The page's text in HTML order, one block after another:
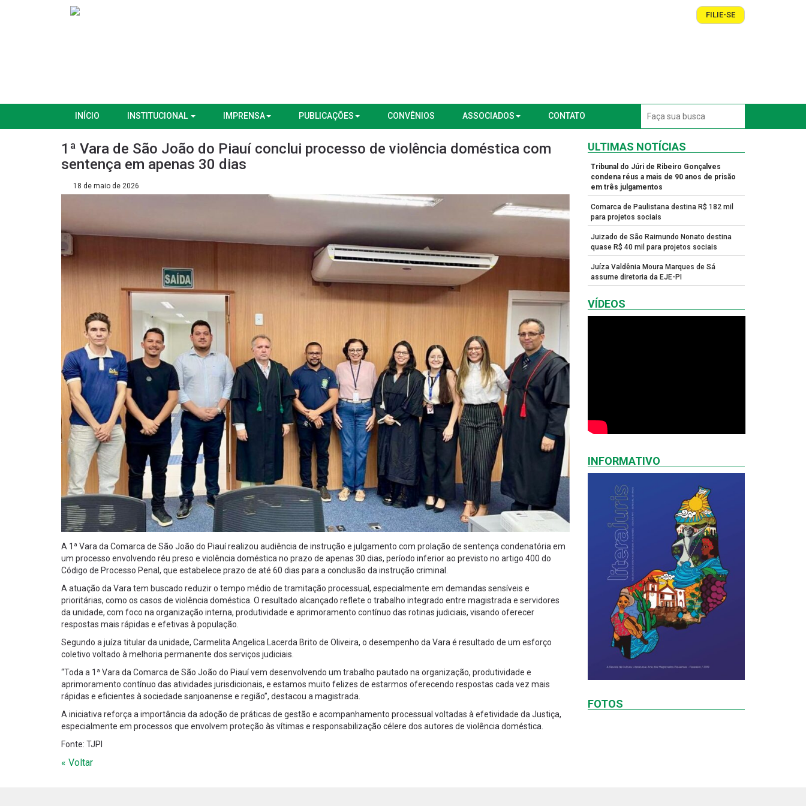
FILIE-SE
INÍCIO INSTITUCIONAL IMPRENSA PUBLICAÇÕES CONVÊNIOS ASSOCIADOS CONTATO
1ª Vara de São João do Piauí conclui processo de violência doméstica com
sentença em apenas 30 dias
18 de maio de 2026
A 1ª Vara da Comarca de São João do Piauí realizou audiência de instrução e julgamento com prolação de sentença condenatória em
um processo envolvendo réu preso e violência doméstica no prazo de apenas 30 dias, período inferior ao previsto no artigo 400 do
Código de Processo Penal, que estabelece prazo de até 60 dias para a conclusão da instrução criminal.
A atuação da Vara tem buscado reduzir o tempo médio de tramitação processual, especialmente em demandas sensíveis e
prioritárias, como os casos de violência doméstica. O resultado alcançado reflete o trabalho integrado entre magistrada e servidores
da unidade, com foco na organização interna, produtividade e aprimoramento contínuo das rotinas judiciais, visando oferecer
respostas mais rápidas e efetivas à população.
Segundo a juíza titular da unidade, Carmelita Angelica Lacerda Brito de Oliveira, o desempenho da Vara é resultado de um esforço
coletivo voltado à melhoria permanente dos serviços judiciais.
“Toda a 1ª Vara da Comarca de São João do Piauí vem desenvolvendo um trabalho pautado na organização, produtividade e
aprimoramento contínuo das atividades jurisdicionais, e estamos muito felizes de estarmos oferecendo respostas cada vez mais
rápidas e eficientes à sociedade sanjoanense e região”, destacou a magistrada.
A iniciativa reforça a importância da adoção de práticas de gestão e acompanhamento processual voltadas à efetividade da Justiça,
especialmente em processos que envolvem proteção às vítimas e responsabilização célere dos autores de violência doméstica.
Fonte: TJPI
« Voltar
ULTIMAS NOTÍCIAS
Tribunal do Júri de Ribeiro Gonçalves
condena réus a mais de 90 anos de prisão
em três julgamentos
Comarca de Paulistana destina R$ 182 mil
para projetos sociais
Juizado de São Raimundo Nonato destina
quase R$ 40 mil para projetos sociais
Juíza Valdênia Moura Marques de Sá
assume diretoria da EJE-PI
VÍDEOS
INFORMATIVO
FOTOS